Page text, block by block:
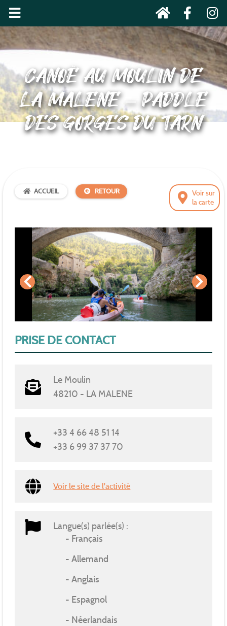
CANOË AU MOULIN DE
LA MALENE – PADDLE
DES GORGES DU TARN
Voir sur
la carte
ACCUEIL RETOUR
PRISE DE CONTACT
Le Moulin
48210 - LA MALENE
+33 4 66 48 51 14
+33 6 99 37 37 70
Voir le site de l'activité
Langue(s) parlée(s) :
Français
Allemand
Anglais
Espagnol
Néerlandais